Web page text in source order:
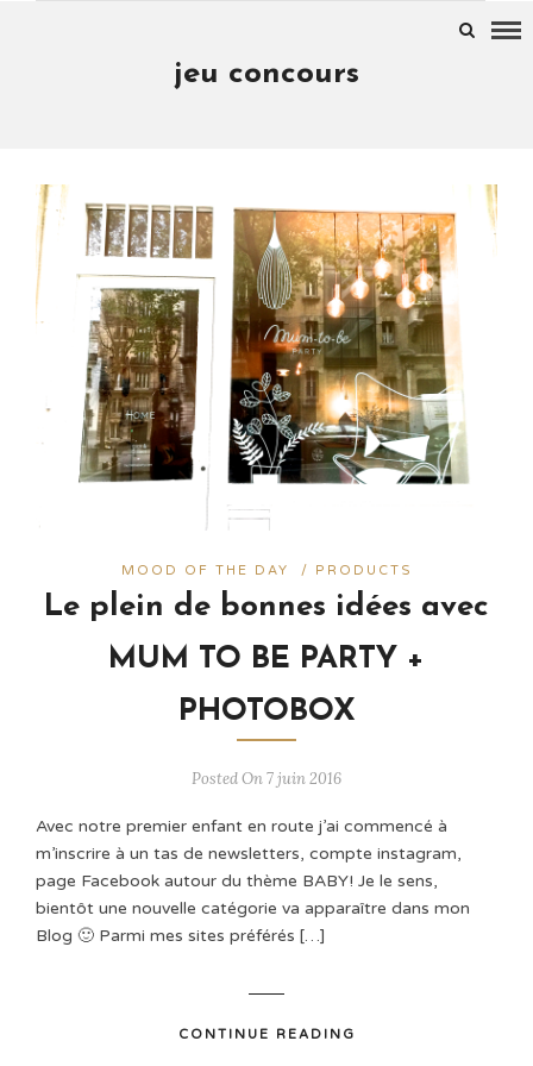
jeu concours
MOOD OF THE DAY / PRODUCTS
Le plein de bonnes idées avec
MUM TO BE PARTY +
PHOTOBOX
Posted On 7 juin 2016
Avec notre premier enfant en route j’ai commencé à
m’inscrire à un tas de newsletters, compte instagram,
page Facebook autour du thème BABY! Je le sens,
bientôt une nouvelle catégorie va apparaître dans mon
Blog 🙂 Parmi mes sites préférés […]
CONTINUE READING